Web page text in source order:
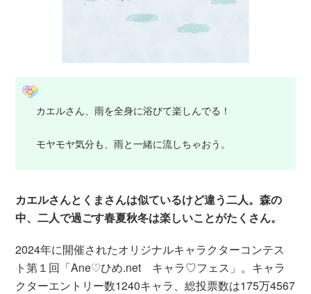
カエルさん、雨を全身に浴びて楽しんでる！
モヤモヤ気分も、雨と一緒に流しちゃおう。
カエルさんとくまさんは似ているけど違う二人。森の
中、二人で過ごす春夏秋冬は楽しいことがたくさん。
2024年に開催されたオリジナルキャラクターコンテス
ト第１回「Ane♡ひめ.net キャラ♡フェス」。キャラ
クターエントリー数1240キャラ、総投票数は175万4567